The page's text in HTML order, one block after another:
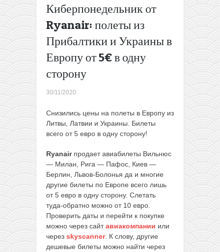
Киберпонедельник от
Ryanair: полеты из
Прибалтики и Украины в
Европу от 5€ в одну
сторону
30/11/2020
Снизились цены на полеты в Европу из
Литвы, Латвии и Украины. Билеты
всего от 5 евро в одну сторону!
Ryanair продает авиабилеты Вильнюс
— Милан, Рига — Пафос, Киев —
Берлин, Львов-Болонья да и многие
другие билеты по Европе всего лишь
от 5 евро в одну сторону. Слетать
туда-обратно можно от 10 евро.
Проверить даты и перейти к покупке
можно через сайтавиакомпании или
через skyscanner. К слову, другие
дешевые билеты можно найти через
клуба
WDC)
Киберпонедельник
скидка 25% на
полеты и Wizz Flex